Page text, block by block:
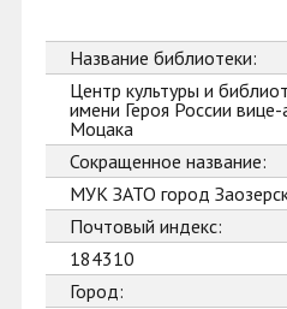
Название библиотеки:
Центр культуры и
имени Героя России
Моцака
Сокращенное название:
МУК ЗАТО город
Почтовый индекс:
184310
Город: